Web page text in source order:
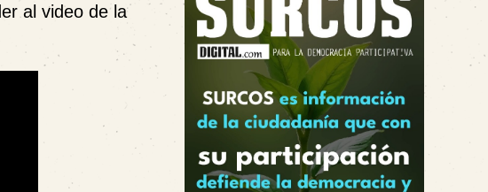
al video de la